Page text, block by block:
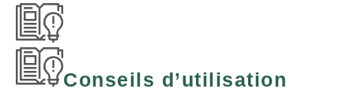
Conseils d’utilisation